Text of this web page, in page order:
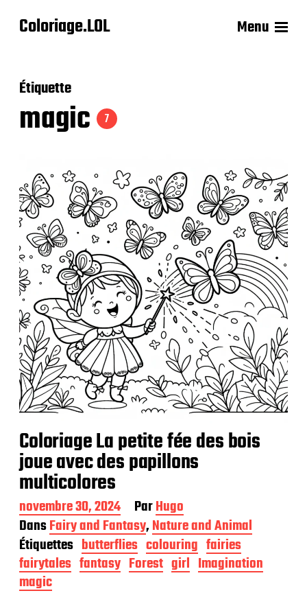
Coloriage.LOL Menu
Étiquette
magic 7
Coloriage La petite fée des bois
joue avec des papillons
multicolores
D
a
t
e
d
e
p
novembre 30, 2024 ParHugo
DansFairy and Fantasy,Nature and Animal
Étiquettes butterflies colouring fairies
fairytales fantasy Forest girl Imagination
magic